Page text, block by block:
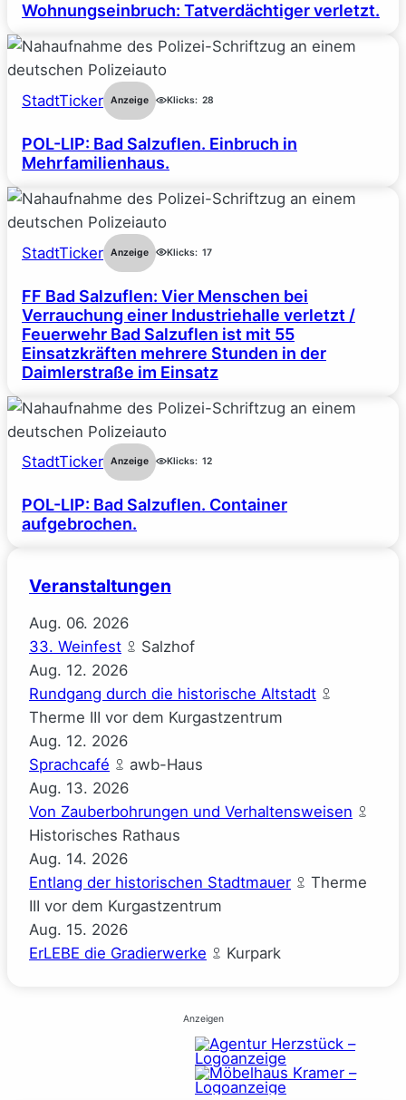
Wohnungseinbruch: Tatverdächtiger verletzt.
StadtTicker Anzeige Klicks: 28
POL-LIP: Bad Salzuflen. Einbruch in
Mehrfamilienhaus.
StadtTicker Anzeige Klicks: 17
FF Bad Salzuflen: Vier Menschen bei
Verrauchung einer Industriehalle verletzt /
Feuerwehr Bad Salzuflen ist mit 55
Einsatzkräften mehrere Stunden in der
Daimlerstraße im Einsatz
StadtTicker Anzeige Klicks: 12
POL-LIP: Bad Salzuflen. Container
aufgebrochen.
Veranstaltungen
Aug. 06. 2026
33. Weinfest
Salzhof
Aug. 12. 2026
Rundgang durch die historische Altstadt
Therme III vor dem Kurgastzentrum
Aug. 12. 2026
Sprachcafé
awb-Haus
Aug. 13. 2026
Von Zauberbohrungen und Verhaltensweisen
Historisches Rathaus
Aug. 14. 2026
Entlang der historischen Stadtmauer
Therme
III vor dem Kurgastzentrum
Aug. 15. 2026
ErLEBE die Gradierwerke
Kurpark
Anzeigen